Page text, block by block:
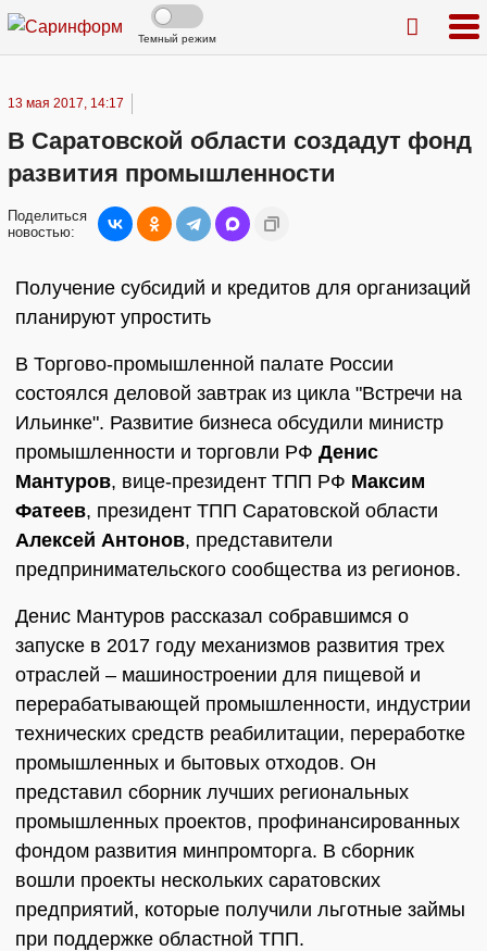
Темный режим
13 мая 2017, 14:17
В Саратовской области создадут фонд
развития промышленности
Поделиться
новостью:
Получение субсидий и кредитов для организаций
планируют упростить
В Торгово-промышленной палате России
состоялся деловой завтрак из цикла "Встречи на
Ильинке". Развитие бизнеса обсудили министр
промышленности и торговли РФ Денис
Мантуров, вице-президент ТПП РФ Максим
Фатеев, президент ТПП Саратовской области
Алексей Антонов, представители
предпринимательского сообщества из регионов.
Денис Мантуров рассказал собравшимся о
запуске в 2017 году механизмов развития трех
отраслей – машиностроении для пищевой и
перерабатывающей промышленности, индустрии
технических средств реабилитации, переработке
промышленных и бытовых отходов. Он
представил сборник лучших региональных
промышленных проектов, профинансированных
фондом развития минпромторга. В сборник
вошли проекты нескольких саратовских
предприятий, которые получили льготные займы
при поддержке областной ТПП.